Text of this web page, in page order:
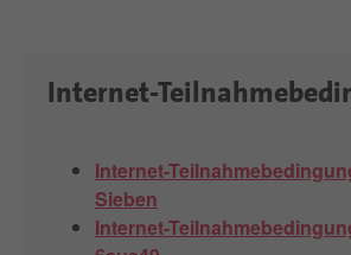
Internet-
Internet-
Sieben
Internet-